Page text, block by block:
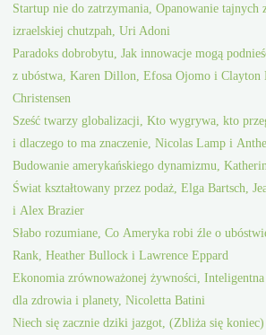
Startup nie do zatrzymania, Opanowanie tajnych
izraelskiej chutzpah, Uri Adoni
Paradoks dobrobytu, Jak innowacje mogą
z ubóstwa, Karen Dillon, Efosa Ojomo i Clayton
Christensen
Sześć twarzy globalizacji, Kto wygrywa, kto
i dlaczego to ma znaczenie, Nicolas Lamp i
Budowanie amerykańskiego dynamizmu,
Świat kształtowany przez podaż, Elga Bartsch,
i Alex Brazier
Słabo rozumiane, Co Ameryka robi źle o
Rank, Heather Bullock i Lawrence Eppard
Ekonomia zrównoważonej żywności,
dla zdrowia i planety, Nicoletta Batini
Niech się zacznie dziki jazgot, (Zbliża się koniec)